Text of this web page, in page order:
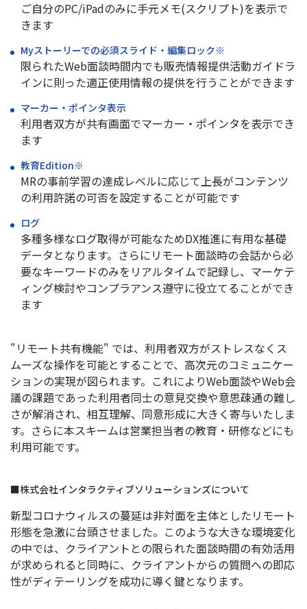
ご自分のPC/iPadのみに手元メモ(スクリプト)を表示で
きます
Myストーリーでの必須スライド・編集ロック※
限られたWeb面談時間内でも販売情報提供活動ガイドラ
インに則った適正使用情報の提供を行うことができます
マーカー・ポインタ表示
利用者双方が共有画面でマーカー・ポインタを表示でき
ます
教育Edition※
MRの事前学習の達成レベルに応じて上長がコンテンツ
の利用許諾の可否を設定することが可能です
ログ
多種多様なログ取得が可能なためDX推進に有用な基礎
データとなります。さらにリモート面談時の会話から必
要なキーワードのみをリアルタイムで記録し、マーケテ
ィング検討やコンプラアンス遵守に役立てることができ
ます
"リモート共有機能" では、利用者双方がストレスなくス
ムーズな操作を可能とすることで、高次元のコミュニケー
ションの実現が図られます。これによりWeb面談やWeb会
議の課題であった利用者同士の意見交換や意思疎通の難し
さが解消され、相互理解、同意形成に大きく寄与いたしま
す。さらに本スキームは営業担当者の教育・研修などにも
利用可能です。
■株式会社インタラクティブソリューションズについて
新型コロナウィルスの蔓延は非対面を主体としたリモート
形態を急激に台頭させました。このような大きな環境変化
の中では、クライアントとの限られた面談時間の有効活用
が求められると同時に、クライアントからの質問への即応
性がディテーリングを成功に導く鍵となります。